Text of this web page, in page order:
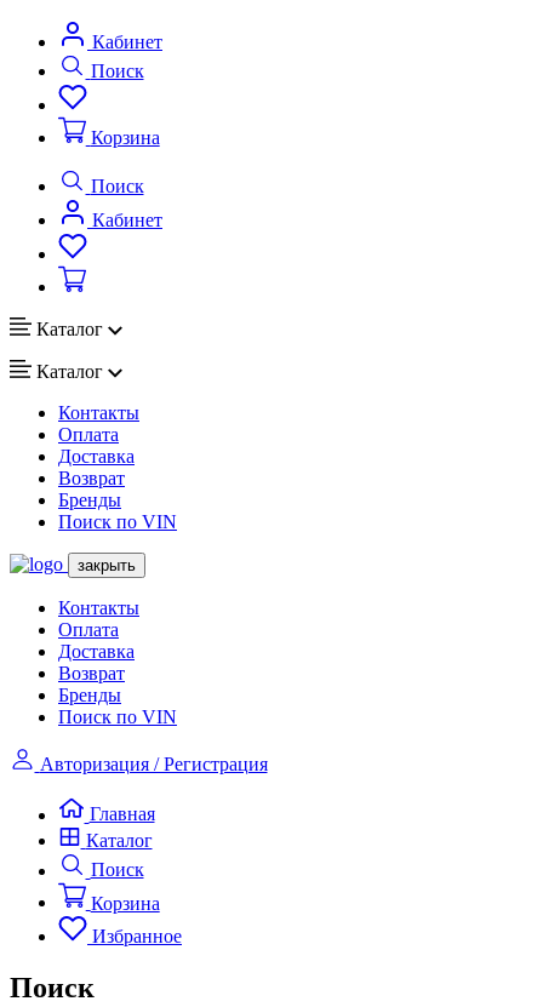
Кабинет
Поиск
Корзина
Поиск
Кабинет
Каталог
Каталог
Контакты
Оплата
Доставка
Возврат
Бренды
Поиск по VIN
закрыть
Контакты
Оплата
Доставка
Возврат
Бренды
Поиск по VIN
Авторизация / Регистрация
Главная
Каталог
Поиск
Корзина
Избранное
Поиск